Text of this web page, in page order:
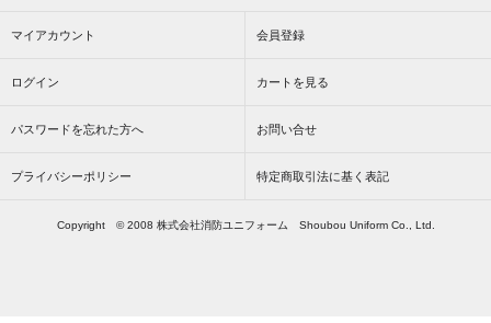
マイアカウント 会員登録
ログイン カートを見る
パスワードを忘れた方へ お問い合せ
プライバシーポリシー 特定商取引法に基く表記
Copyright © 2008 株式会社消防ユニフォーム Shoubou Uniform Co., Ltd.